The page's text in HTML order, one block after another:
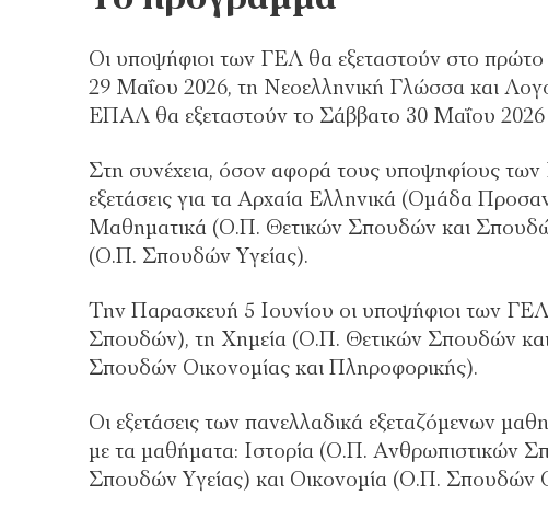
Οι υποψήφιοι των ΓΕΛ θα εξεταστούν στο
29 Μαΐου 2026, τη Νεοελληνική Γλώσσα και
ΕΠΑΛ θα εξεταστούν το Σάββατο 30 Μαΐου
Στη συνέχεια, όσον αφορά τους υποψηφίους
εξετάσεις για τα Αρχαία Ελληνικά (Ομάδα
Μαθηματικά (Ο.Π. Θετικών Σπουδών και
(Ο.Π. Σπουδών Υγείας).
Την Παρασκευή 5 Ιουνίου οι υποψήφιοι των
Σπουδών), τη Χημεία (Ο.Π. Θετικών Σπουδών
Σπουδών Οικονομίας και Πληροφορικής).
Οι εξετάσεις των πανελλαδικά εξεταζόμενων
με τα μαθήματα: Ιστορία (Ο.Π. Ανθρωπιστικών
Σπουδών Υγείας) και Οικονομία (Ο.Π. Σπουδών